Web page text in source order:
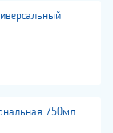
750мл